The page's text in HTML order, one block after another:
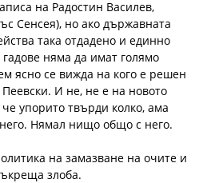
на Радостин Василев,
Сенсея), но ако държавната
така отдадено и единно
няма да имат голямо
ясно се вижда на кого е решен
И не, не е на новото
упорито твърди колко, ама
Нямал нищо общо с него.
на замазване на очите и
злоба.